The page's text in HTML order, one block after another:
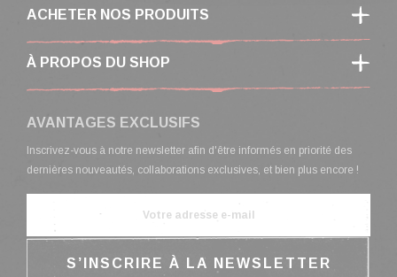
ACHETER NOS PRODUITS
À PROPOS DU SHOP
AVANTAGES EXCLUSIFS
Inscrivez-vous à notre newsletter afin d'être informés en priorité des
dernières nouveautés, collaborations exclusives, et bien plus encore !